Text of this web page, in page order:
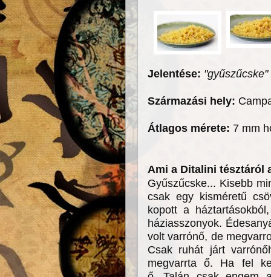
Jelentése: "gyűszűcske"
Származási hely:
Átlagos mérete: 7 mm
Ami a Ditalini tésztáról
Gyűszűcske... Kisebb
csak egy kisméretű
kopott a
háziasszonyok.
volt varrónő, de
Csak ruhát járt
megvarrta ő. Ha fel